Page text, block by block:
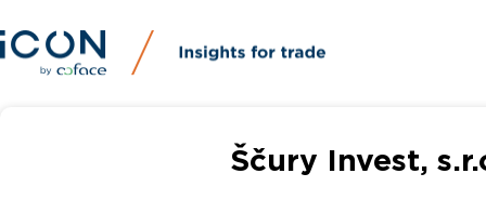
Ščury Invest,